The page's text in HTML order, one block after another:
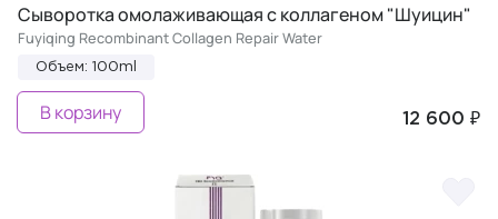
Сыворотка омолаживающая с коллагеном "Шуицин"
Fuyiqing Recombinant Collagen Repair Water
Объем: 100ml
12 600 ₽
В корзину